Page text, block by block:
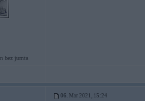
bez jumta
06. Mar 2021, 15:24